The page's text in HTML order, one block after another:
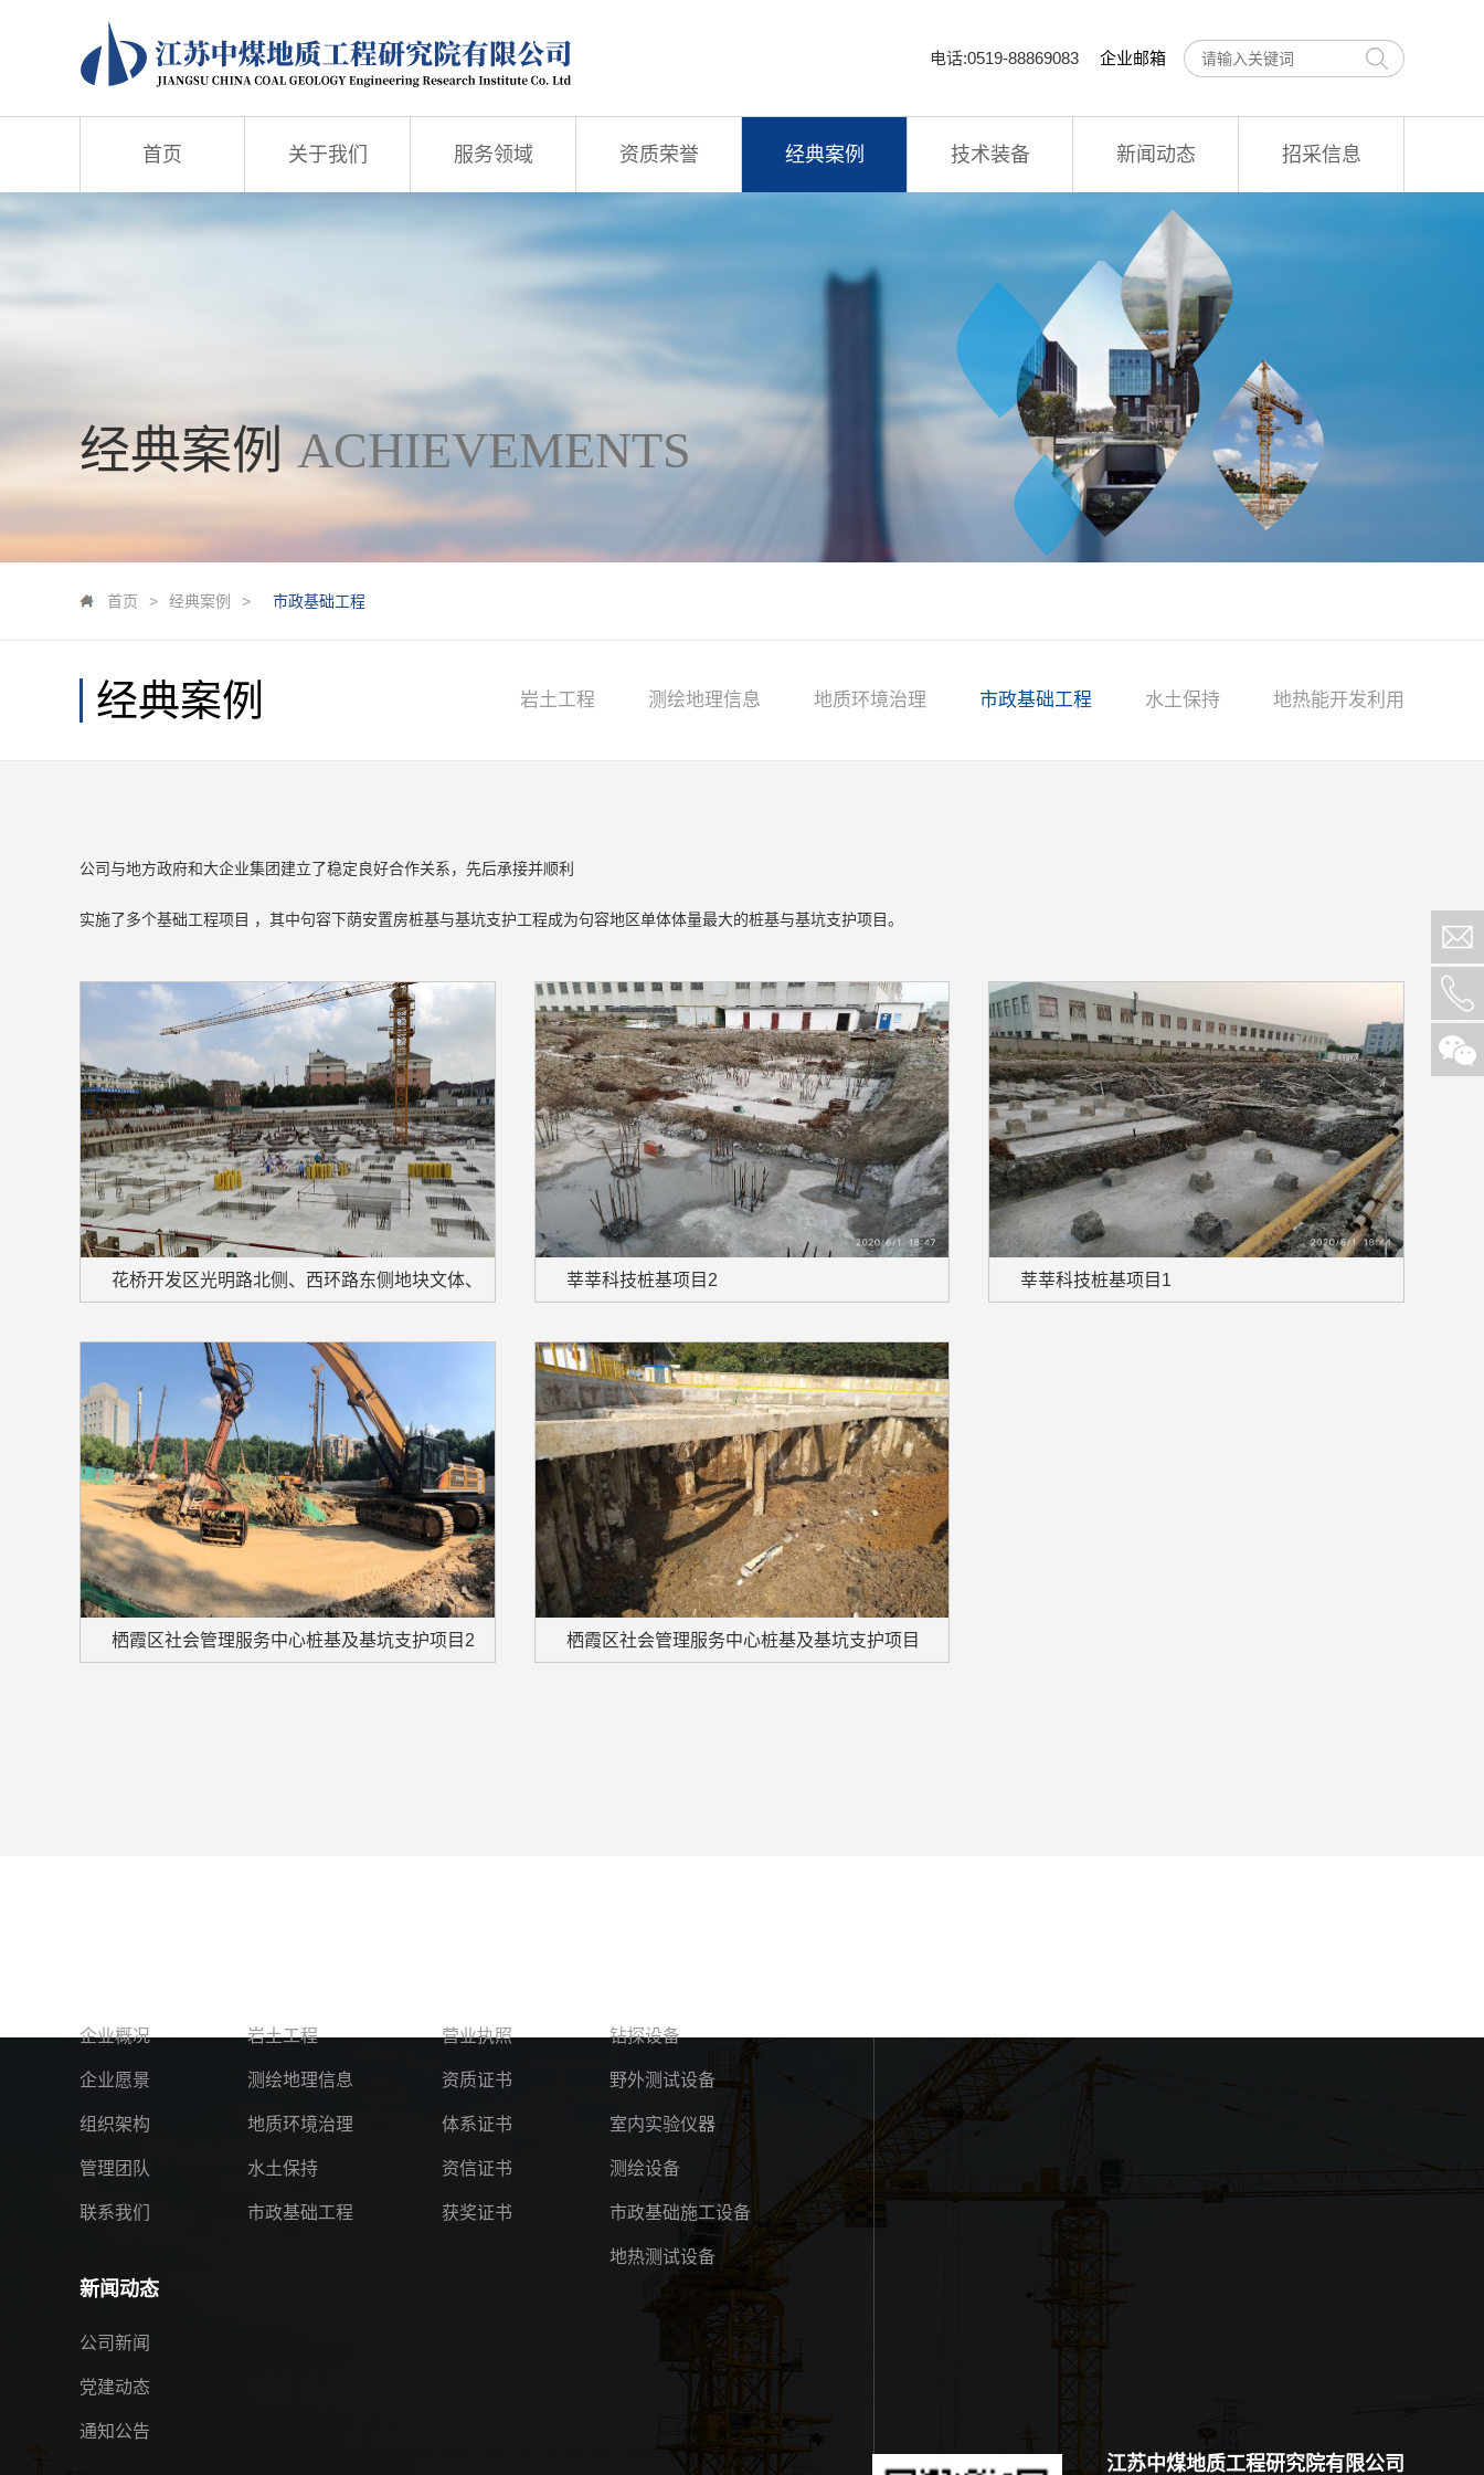
电话:0519-88869083 企业邮箱
首页 关于我们 服务领域 资质荣誉 经典案例 技术装备 新闻动态 招采信息
经典案例ACHIEVEMENTS
首页 > 经典案例 > 市政基础工程
经典案例 岩土工程 测绘地理信息 地质环境治理 市政基础工程 水土保持 地热能开发利用
公司与地方政府和大企业集团建立了稳定良好合作关系，先后承接并顺利
实施了多个基础工程项目 ，其中句容下荫安置房桩基与基坑支护工程成为句容地区单体体量最大的桩基与基坑支护项目。
花桥开发区光明路北侧、西环路东侧地块文体、 莘莘科技桩基项目2 莘莘科技桩基项目1
栖霞区社会管理服务中心桩基及基坑支护项目2 栖霞区社会管理服务中心桩基及基坑支护项目
企业概况
企业愿景
组织架构
管理团队
联系我们
岩土工程
测绘地理信息
地质环境治理
水土保持
市政基础工程
营业执照
资质证书
体系证书
资信证书
获奖证书
钻探设备
野外测试设备
室内实验仪器
测绘设备
市政基础施工设备
地热测试设备
新闻动态
公司新闻
党建动态
通知公告
江苏中煤地质工程研究院有限公司